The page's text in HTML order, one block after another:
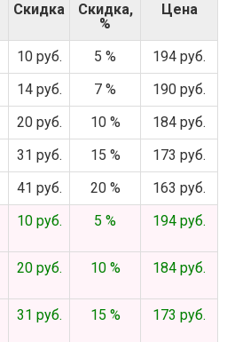
Скидка
Скидка,
%
Цена
10 руб. 5 %
194 руб.
14 руб. 7 %
190 руб.
20 руб. 10 %
184 руб.
31 руб. 15 %
173 руб.
41 руб. 20 %
163 руб.
10 руб. 5 % 194 руб.
20 руб. 10 % 184 руб.
31 руб. 15 % 173 руб.